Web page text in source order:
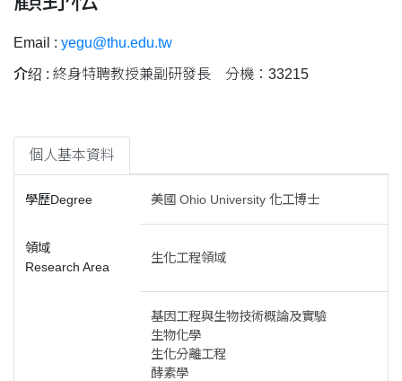
Email : yegu@thu.edu.tw
介绍 : 終身特聘教授兼副研發長 分機：33215
個人基本資料
學歷Degree 美國 Ohio University 化工博士
領域
Research Area
生化工程領域
基因工程與生物技術概論及實驗
生物化學
生化分離工程
酵素學